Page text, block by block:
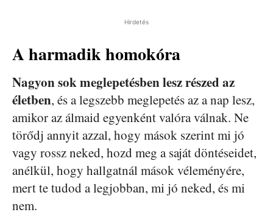
Hirdetés
A harmadik homokóra
Nagyon sok meglepetésben lesz részed az
életben, és a legszebb meglepetés az a nap lesz,
amikor az álmaid egyenként valóra válnak. Ne
törődj annyit azzal, hogy mások szerint mi jó
vagy rossz neked, hozd meg a saját döntéseidet,
anélkül, hogy hallgatnál mások véleményére,
mert te tudod a legjobban, mi jó neked, és mi
nem.